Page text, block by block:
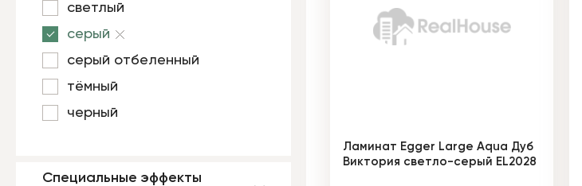
светлый
серый
серый отбеленный
тёмный
черный
Специальные эффекты
Ламинат Egger Large Aqua Дуб
Виктория светло-серый EL2028